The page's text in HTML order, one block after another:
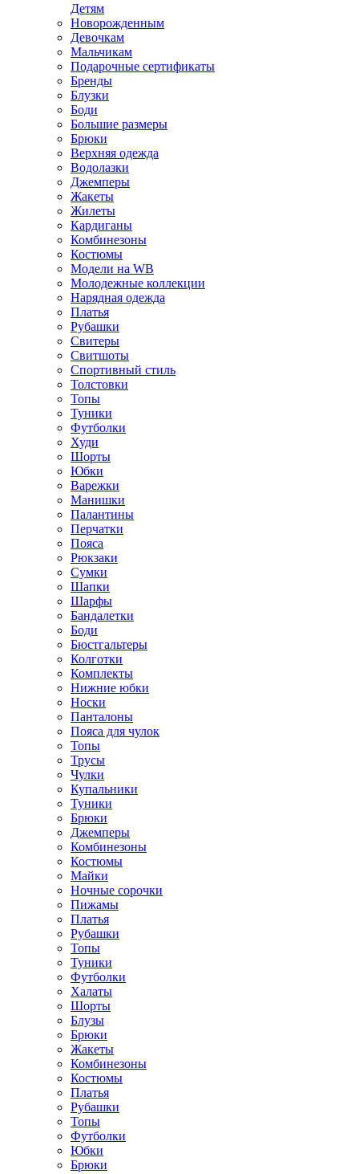
Детям
Новорожденным
Девочкам
Мальчикам
Подарочные сертификаты
Бренды
Блузки
Боди
Большие размеры
Брюки
Верхняя одежда
Водолазки
Джемперы
Жакеты
Жилеты
Кардиганы
Комбинезоны
Костюмы
Модели на WB
Молодежные коллекции
Нарядная одежда
Платья
Рубашки
Свитеры
Свитшоты
Спортивный стиль
Толстовки
Топы
Туники
Футболки
Худи
Шорты
Юбки
Варежки
Манишки
Палантины
Перчатки
Пояса
Рюкзаки
Сумки
Шапки
Шарфы
Бандалетки
Боди
Бюстгальтеры
Колготки
Комплекты
Нижние юбки
Носки
Панталоны
Поясa для чулок
Топы
Трусы
Чулки
Купальники
Туники
Брюки
Джемперы
Комбинезоны
Костюмы
Майки
Ночные сорочки
Пижамы
Платья
Рубашки
Топы
Туники
Футболки
Халаты
Шорты
Блузы
Брюки
Жакеты
Комбинезоны
Костюмы
Платья
Рубашки
Топы
Футболки
Юбки
Брюки